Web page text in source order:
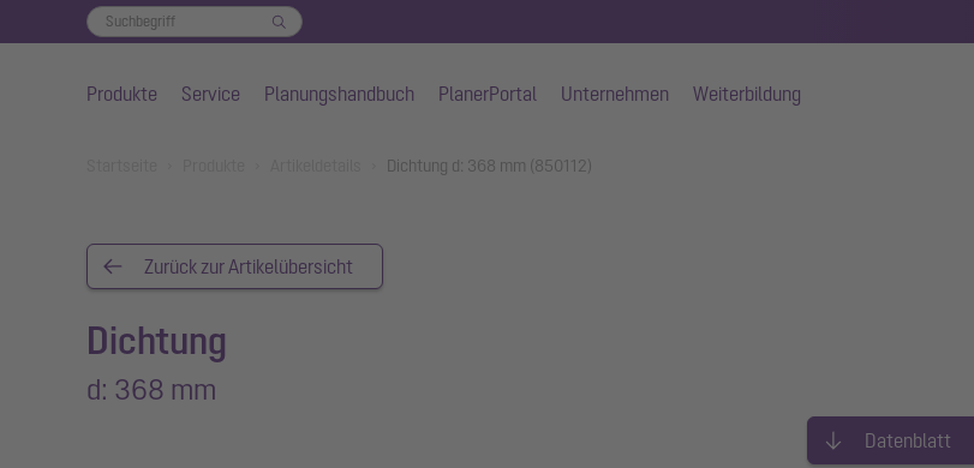
Produkte Service Planungshandbuch PlanerPortal Unternehmen Weiterbildung
Dichtung d: 368 mm (850112)
Zurück zur Artikelübersicht
Dichtung
d: 368 mm
Datenblatt